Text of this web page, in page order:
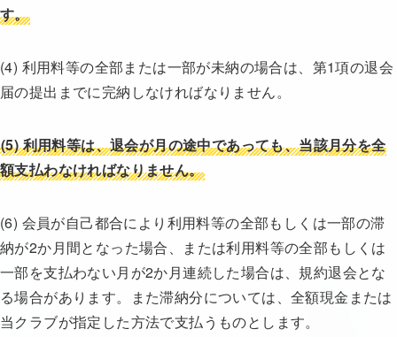
す。
(4) 利用料等の全部または一部が未納の場合は、第1項の退会
届の提出までに完納しなければなりません。
(5)利用料等は、退会が月の途中であっても、当該月分を全
額支払わなければなりません。
(6) 会員が自己都合により利用料等の全部もしくは一部の滞
納が2か月間となった場合、または利用料等の全部もしくは
一部を支払わない月が2か月連続した場合は、規約退会とな
る場合があります。また滞納分については、全額現金または
当クラブが指定した方法で支払うものとします。